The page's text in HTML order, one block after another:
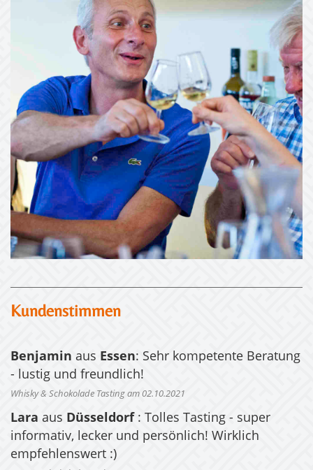
Kundenstimmen
Benjamin aus Essen: Sehr kompetente Beratung
- lustig und freundlich!
Whisky & Schokolade Tasting am 02.10.2021
Lara aus Düsseldorf : Tolles Tasting - super
informativ, lecker und persönlich! Wirklich
empfehlenswert :)